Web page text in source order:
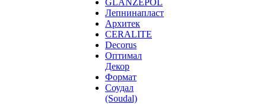
GLANZEPOL
Лепнинапласт
Архитек
CERALITE
Decorus
Оптимал
Декор
Формат
Соудал
(Soudal)